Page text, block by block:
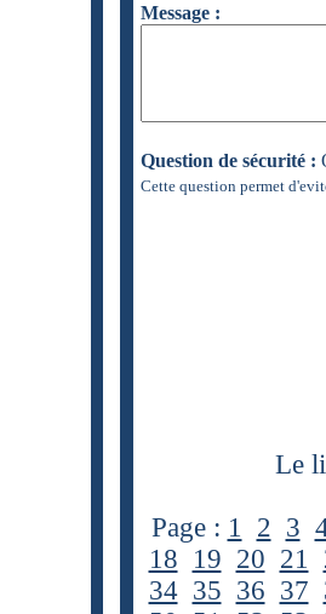
Message :
Question de sécurité :
Cette question permet
Le
Page : 1 2 3
18 19 20 21
34 35 36 37